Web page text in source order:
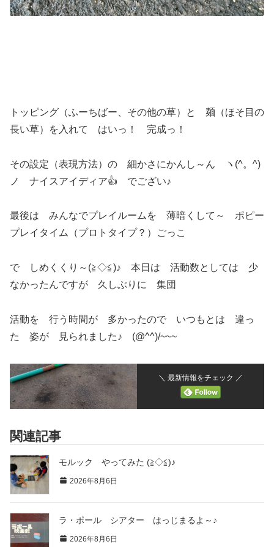
トッピング（ふーちばー、その他の草）と 麺（ほそ目の
長い草）を入れて はいっ！ 完成っ！
その設定（表現方法）の 細かさにかんし～ん ヽ(^。^)
ノ ナイスアイディア👍 でござい♪
最後は みんなでプレイルームを 薄暗くして～ ポピー
プレイタイム（プロトタイプ？）ごっこ
で しめくくり～(≧◇≦)♪ 本日は 活動数としては 少
なかったんですが 久しぶりに 集団
活動を 行う時間が 多かったので いつもとは 違っ
た 姿が 見られました♪ (@^^)/~~~
＼ 最新情報をチェック ／
関連記事
モルック やってみた (≧◇≦)♪
2026年8月6日
ラ・ポール シアター はっじまるよ～♪
2026年8月6日